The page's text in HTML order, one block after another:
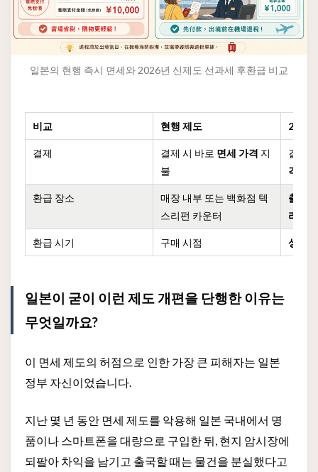
일본의 현행 즉시 면세와 2026년 신제도 선과세 후환급 비교
비교 현행 제도 2026
결제 결제 시 바로 면세 가격 지
불
결제
격
환급 장소
매장 내부 또는 백화점 텍
스리펀 카운터
출국
리
환급 시기 구매 시점 상품
일본이 굳이 이런 제도 개편을 단행한 이유는
무엇일까요?
이 면세 제도의 허점으로 인한 가장 큰 피해자는 일본
정부 자신이었습니다.
지난 몇 년 동안 면세 제도를 악용해 일본 국내에서 명
품이나 스마트폰을 대량으로 구입한 뒤, 현지 암시장에
되팔아 차익을 남기고 출국할 때는 물건을 분실했다고